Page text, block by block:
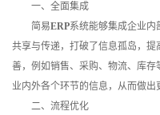
一、全面集成
简易ERP系统能够集成企业内
共享与传递，打破了信息孤岛，
善，例如销售、采购、物流、库
业内外各个环节的信息，从而做出
二、流程优化